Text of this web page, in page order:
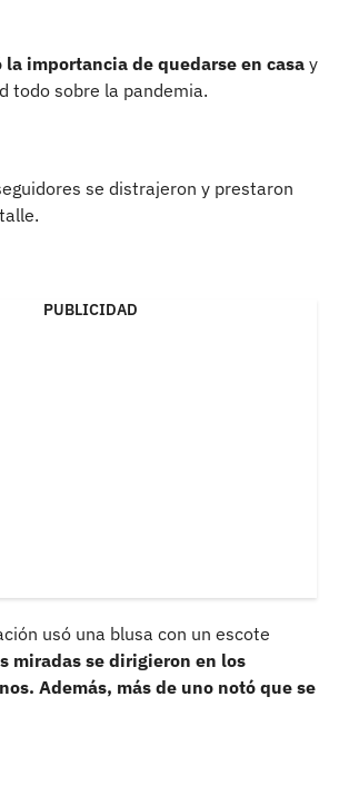
la importancia de quedarse en casa y
todo sobre la pandemia.
se distrajeron y prestaron
PUBLICIDAD
usó una blusa con un escote
miradas se dirigieron en los
Además, más de uno notó que se